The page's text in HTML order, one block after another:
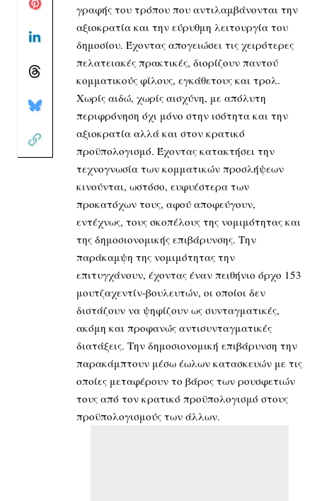
γραφής του τρόπου που αντιλαμβάνονται την
αξιοκρατία και την εύρυθμη λειτουργία του
δημοσίου. Έχοντας απογειώσει τις χειρότερες
πελατειακές πρακτικές, διορίζουν παντού
κομματικούς φίλους, εγκάθετους και τρολ.
Χωρίς αιδώ, χωρίς αισχύνη, με απόλυτη
περιφρόνηση όχι μόνο στην ισότητα και την
αξιοκρατία αλλά και στον κρατικό
προϋπολογισμό. Έχοντας κατακτήσει την
τεχνογνωσία των κομματικών προσλήψεων
κινούνται, ωστόσο, ευφυέστερα των
προκατόχων τους, αφού αποφεύγουν,
εντέχνως, τους σκοπέλους της νομιμότητας και
της δημοσιονομικής επιβάρυνσης. Την
παράκαμψη της νομιμότητας την
επιτυγχάνουν, έχοντας έναν πειθήνιο όρχο 153
μουτζαχεντίν-βουλευτών, οι οποίοι δεν
διστάζουν να ψηφίζουν ως συνταγματικές,
ακόμη και προφανώς αντισυνταγματικές
διατάξεις. Την δημοσιονομική επιβάρυνση την
παρακάμπτουν μέσω έωλων κατασκευών με τις
οποίες μεταφέρουν το βάρος των ρουσφετιών
τους από τον κρατικό προϋπολογισμό στους
προϋπολογισμούς των άλλων.